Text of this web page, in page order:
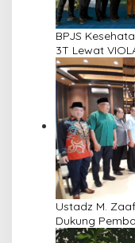
BPJS
3T Lewat
Ustadz M.
Dukung
Pengajian